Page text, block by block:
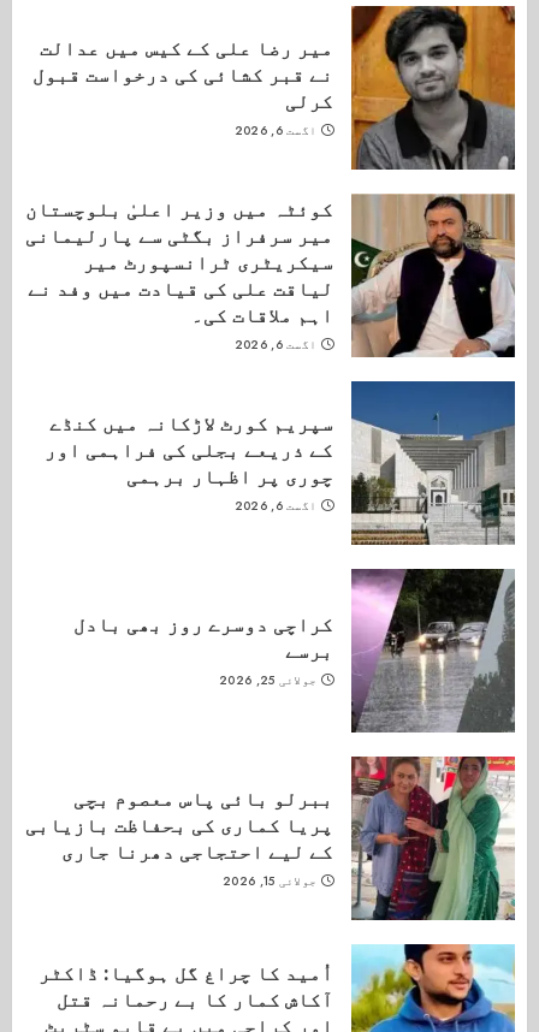
میر رضا علی کے کیس میں عدالت
نے قبر کشائی کی درخواست قبول
کرلی
اگست 6, 2026
کوئٹہ میں وزیر اعلیٰ بلوچستان
میر سرفراز بگٹی سے پارلیمانی
سیکریٹری ٹرانسپورٹ میر
لیاقت علی کی قیادت میں وفد نے
اہم ملاقات کی۔
اگست 6, 2026
سپریم کورٹ لاڑکانہ میں کنڈے
کے ذریعے بجلی کی فراہمی اور
چوری پر اظہار برہمی
اگست 6, 2026
کراچی دوسرے روز بھی بادل
برسے
جولائی 25, 2026
ببرلو بائی پاس معصوم بچی
پریا کماری کی بحفاظت بازیابی
کے لیے احتجاجی دھرنا جاری
جولائی 15, 2026
اُمید کا چراغ گل ہوگیا: ڈاکٹر
آکاش کمار کا بے رحمانہ قتل
اور کراچی میں بے قابو سٹریٹ